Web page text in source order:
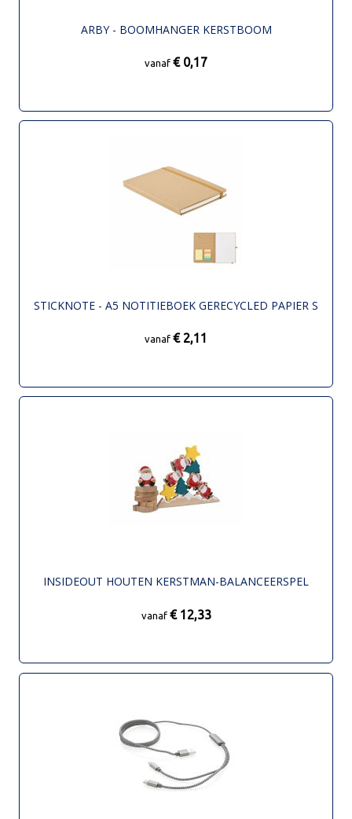
ARBY - BOOMHANGER KERSTBOOM
vanaf € 0,17
STICKNOTE - A5 NOTITIEBOEK GERECYCLED PAPIER S
vanaf € 2,11
INSIDEOUT HOUTEN KERSTMAN-BALANCEERSPEL
vanaf € 12,33